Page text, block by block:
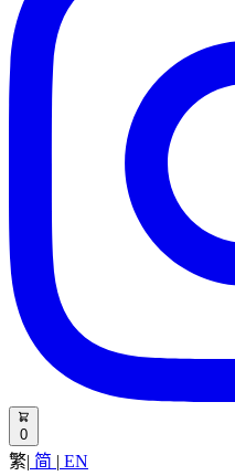
0
繁| 简 | EN